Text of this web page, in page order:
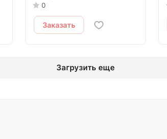
0
Заказать
Загрузить еще